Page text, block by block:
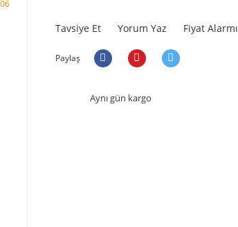
Tavsiye Et Yorum Yaz Fiyat Alarmı
Paylaş
Aynı gün kargo